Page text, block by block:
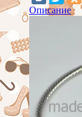
Описание